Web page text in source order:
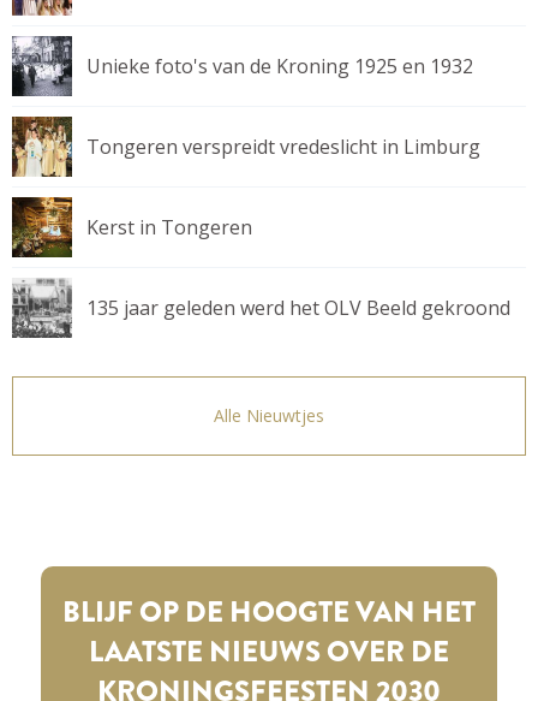
Unieke foto's van de Kroning 1925 en 1932
Tongeren verspreidt vredeslicht in Limburg
Kerst in Tongeren
135 jaar geleden werd het OLV Beeld gekroond
Alle Nieuwtjes
BLIJF OP DE HOOGTE VAN HET
LAATSTE NIEUWS OVER DE
KRONINGSFEESTEN 2030